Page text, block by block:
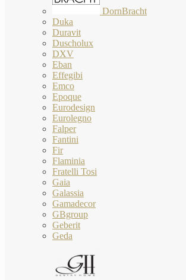
DornBracht
Duka
Duravit
Duscholux
DXV
Eban
Effegibi
Emco
Epoque
Eurodesign
Eurolegno
Falper
Fantini
Fir
Flaminia
Fratelli Tosi
Gaia
Galassia
Gamadecor
GBgroup
Geberit
Geda